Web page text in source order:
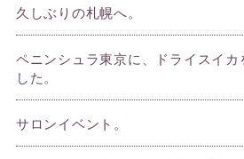
久しぶりの札幌へ。
ペニンシュラ東京に、ドライスイカ
した。
サロンイベント。